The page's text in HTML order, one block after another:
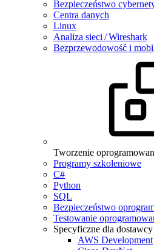
Bezpieczeństwo
Centra danych
Linux
Analiza sieci / Wireshark
Bezprzewodowość i
Tworzenie
Programy szkoleniowe
C#
Python
SQL
Bezpieczeństwo
Testowanie
Specyficzne dla dostawcy
AWS Development